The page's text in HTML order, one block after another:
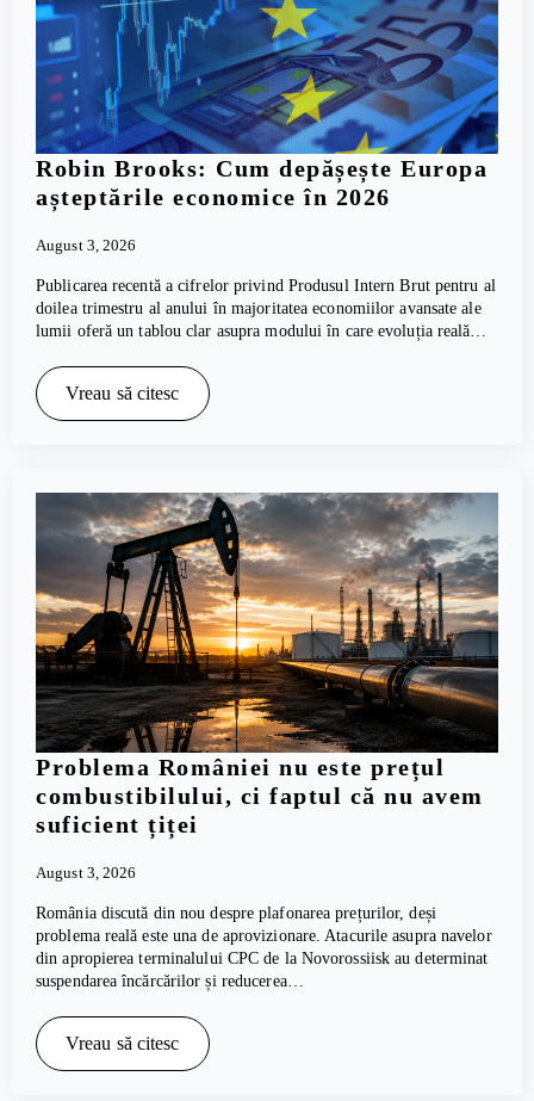
Robin Brooks: Cum depășește Europa
așteptările economice în 2026
August 3, 2026
Publicarea recentă a cifrelor privind Produsul Intern Brut pentru al
doilea trimestru al anului în majoritatea economiilor avansate ale
lumii oferă un tablou clar asupra modului în care evoluția reală…
Vreau să citesc
Problema României nu este prețul
combustibilului, ci faptul că nu avem
suficient țiței
August 3, 2026
România discută din nou despre plafonarea prețurilor, deși
problema reală este una de aprovizionare. Atacurile asupra navelor
din apropierea terminalului CPC de la Novorossiisk au determinat
suspendarea încărcărilor și reducerea…
Vreau să citesc